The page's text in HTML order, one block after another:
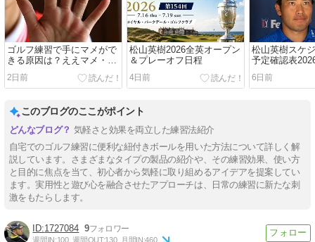
ゴルフ練習で手にマメがで
きる原因は？ええマメ・わ
るいマメの見分け方と早く
治す方法！
2日前
松山英樹2026全英オープン
＆プレーオフ日程
4日前
松山英樹スケ
予定確認表
新】最新版
6日前
このブログのここがポイント
気軽さと効果を両立した練習法紹介
自宅でのゴルフ練習に便利な紐付きボールを用いた方法について詳しく解
説しています。さまざまなタイプの製品の紹介や、その練習効果、使い方
と目的に焦点を当て、初心者から気軽に取り組めるアイデアを提案してい
ます。実用性と遊び心を融合させたアプローチは、日常の練習に新たな刺
激をもたらします。
1727084 9
週間IN:100 週間OUT:130 月間IN:460